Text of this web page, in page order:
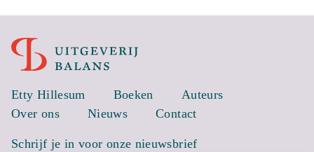
Etty Hillesum Boeken
Auteurs
Over ons
Nieuws Contact
Schrijf je in voor onze nieuwsbrief